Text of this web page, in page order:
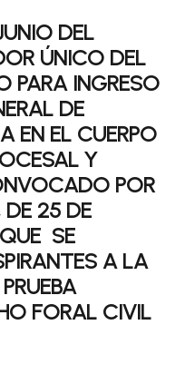
DEL
ÚNICO DEL
PARA INGRESO
DE
EN EL CUERPO
Y
POR
DE 25 DE
SE
A LA
FORAL CIVIL